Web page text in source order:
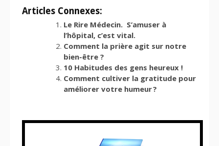
Articles Connexes:
Le Rire Médecin. S’amuser à
l’hôpital, c’est vital.
Comment la prière agit sur notre
bien-être ?
10 Habitudes des gens heureux !
Comment cultiver la gratitude pour
améliorer votre humeur ?